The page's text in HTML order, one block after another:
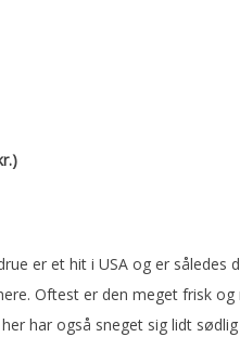
er et hit i USA og er således
Oftest er den meget frisk og
har også sneget sig lidt